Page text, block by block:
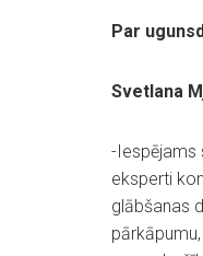
Par
Svetlana
-Iespējams
eksperti
glābšanas